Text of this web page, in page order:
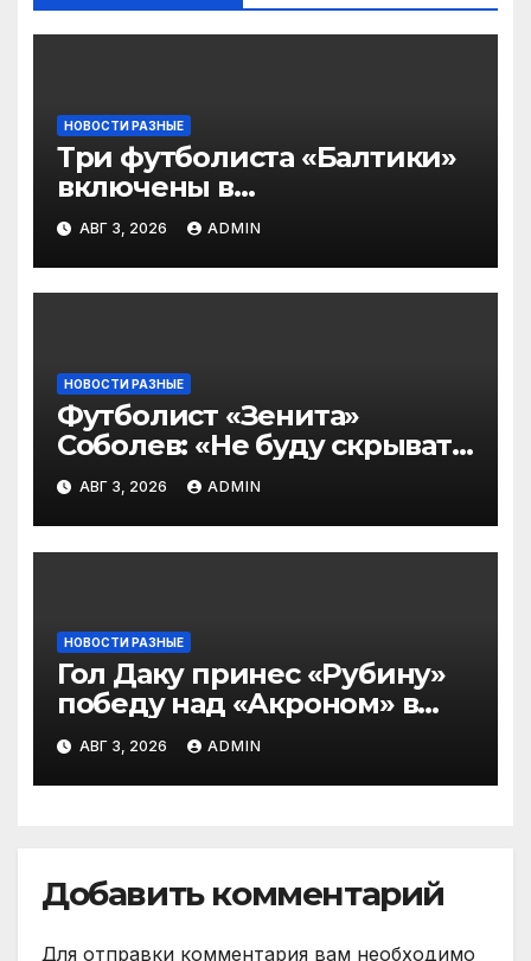
НОВОСТИ РАЗНЫЕ
Три футболиста «Балтики»
включены в
символическую сборную
2‑го тура РПЛ по версии
подписчиков МАТЧ
ПРЕМЬЕР
АВГ 3, 2026 ADMIN
НОВОСТИ РАЗНЫЕ
Футболист «Зенита»
Соболев: «Не буду скрывать
— в Оренбурге всегда
тяжело играть»
АВГ 3, 2026 ADMIN
НОВОСТИ РАЗНЫЕ
Гол Даку принес «Рубину»
победу над «Акроном» в
матче РПЛ
АВГ 3, 2026 ADMIN
Добавить комментарий
Для отправки комментария вам необходимо